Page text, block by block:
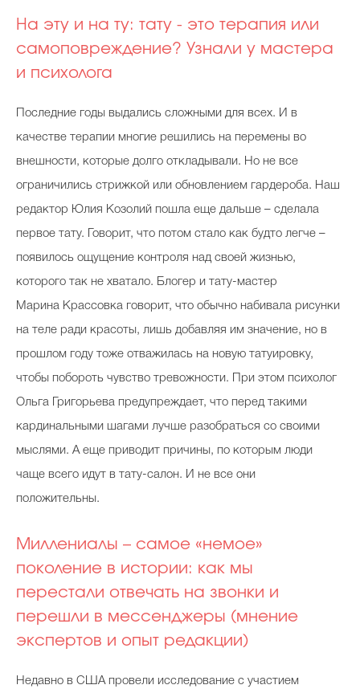
На эту и на ту: тату - это терапия или
самоповреждение? Узнали у мастера
и психолога
Последние годы выдались сложными для всех. И в
качестве терапии многие решились на перемены во
внешности, которые долго откладывали. Но не все
ограничились стрижкой или обновлением гардероба. Наш
редактор Юлия Козолий пошла еще дальше – сделала
первое тату. Говорит, что потом стало как будто легче –
появилось ощущение контроля над своей жизнью,
которого так не хватало. Блогер и тату-мастер
Марина Крассовка говорит, что обычно набивала рисунки
на теле ради красоты, лишь добавляя им значение, но в
прошлом году тоже отважилась на новую татуировку,
чтобы побороть чувство тревожности. При этом психолог
Ольга Григорьева предупреждает, что перед такими
кардинальными шагами лучше разобраться со своими
мыслями. А еще приводит причины, по которым люди
чаще всего идут в тату-салон. И не все они
положительны.
Миллениалы – самое «немое»
поколение в истории: как мы
перестали отвечать на звонки и
перешли в мессенджеры (мнение
экспертов и опыт редакции)
Недавно в США провели исследование с участием